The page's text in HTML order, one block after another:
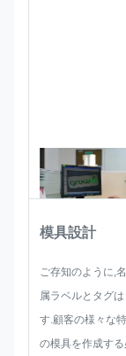
模具設計
ご存知のように,
属ラベルとタグ
す.顧客の様々な
の模具を作成す